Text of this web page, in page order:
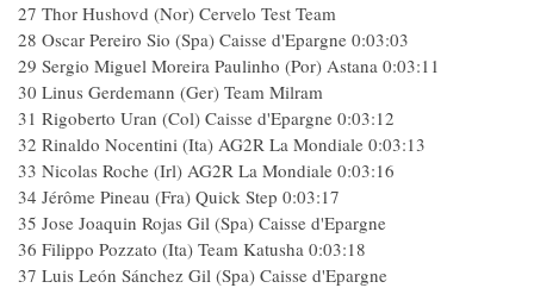
27 Thor Hushovd (Nor) Cervelo Test Team
28 Oscar Pereiro Sio (Spa) Caisse d'Epargne 0:03:03
29 Sergio Miguel Moreira Paulinho (Por) Astana 0:03:11
30 Linus Gerdemann (Ger) Team Milram
31 Rigoberto Uran (Col) Caisse d'Epargne 0:03:12
32 Rinaldo Nocentini (Ita) AG2R La Mondiale 0:03:13
33 Nicolas Roche (Irl) AG2R La Mondiale 0:03:16
34 Jérôme Pineau (Fra) Quick Step 0:03:17
35 Jose Joaquin Rojas Gil (Spa) Caisse d'Epargne
36 Filippo Pozzato (Ita) Team Katusha 0:03:18
37 Luis León Sánchez Gil (Spa) Caisse d'Epargne